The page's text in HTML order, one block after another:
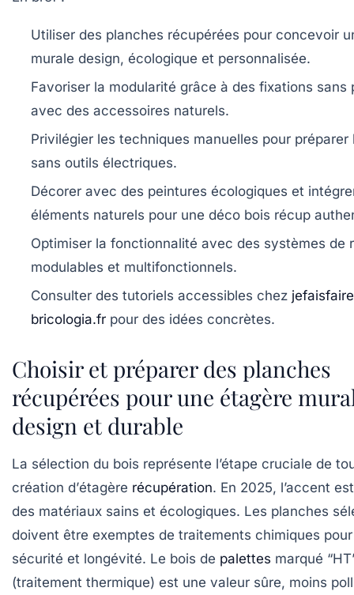
Utiliser des planches récupérées pour concevoir
murale design, écologique et personnalisée.
Favoriser la modularité grâce à des fixations sans
avec des accessoires naturels.
Privilégier les techniques manuelles pour préparer
sans outils électriques.
Décorer avec des peintures écologiques et
éléments naturels pour une déco bois récup
Optimiser la fonctionnalité avec des systèmes de
modulables et multifonctionnels.
Consulter des tutoriels accessibles chez
bricologia.fr pour des idées concrètes.
Choisir et préparer des planches
récupérées pour une étagère
design et durable
La sélection du bois représente l’étape cruciale de
création d’étagère récupération. En 2025, l’accent
des matériaux sains et écologiques. Les planches
doivent être exemptes de traitements chimiques
sécurité et longévité. Le bois de palettes marqué
(traitement thermique) est une valeur sûre, moins